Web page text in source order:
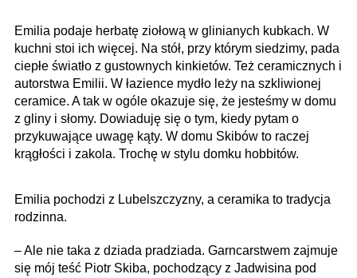
Emilia podaje herbatę ziołową w glinianych kubkach. W
kuchni stoi ich więcej. Na stół, przy którym siedzimy, pada
ciepłe światło z gustownych kinkietów. Też ceramicznych i
autorstwa Emilii. W łazience mydło leży na szkliwionej
ceramice. A tak w ogóle okazuje się, że jesteśmy w domu
z gliny i słomy. Dowiaduję się o tym, kiedy pytam o
przykuwające uwagę kąty. W domu Skibów to raczej
krągłości i zakola. Trochę w stylu domku hobbitów.
Emilia pochodzi z Lubel­szczyzny, a ceramika to tradycja
rodzinna.
– Ale nie taka z dziada pradziada. Garncarstwem zajmuje
się mój teść Piotr Skiba, pochodzący z Jadwisina pod